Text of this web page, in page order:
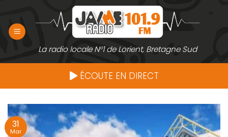
contenu
La radio locale N°1 de Lorient, Bretagne Sud
ÉCOUTE EN DIRECT
31
Mar